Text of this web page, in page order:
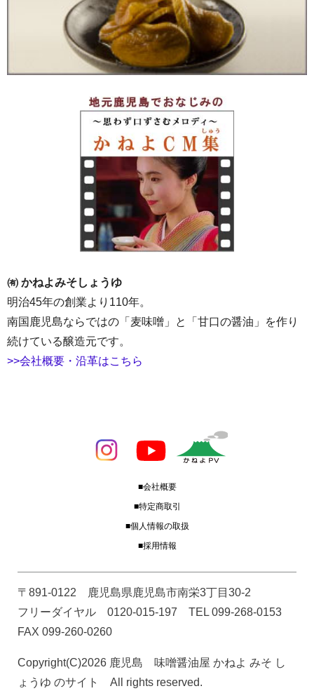
㈲ かねよみそしょうゆ
明治45年の創業より110年。
南国鹿児島ならではの「麦味噌」と「甘口の醤油」を作り
続けている醸造元です。
>>会社概要・沿革はこちら
■会社概要
■特定商取引
■個人情報の取扱
■採用情報
〒891-0122 鹿児島県鹿児島市南栄3丁目30-2
フリーダイヤル 0120-015-197 TEL 099-268-0153
FAX 099-260-0260
Copyright(C)2026 鹿児島 味噌醤油屋 かねよ みそ し
ょうゆ のサイト All rights reserved.